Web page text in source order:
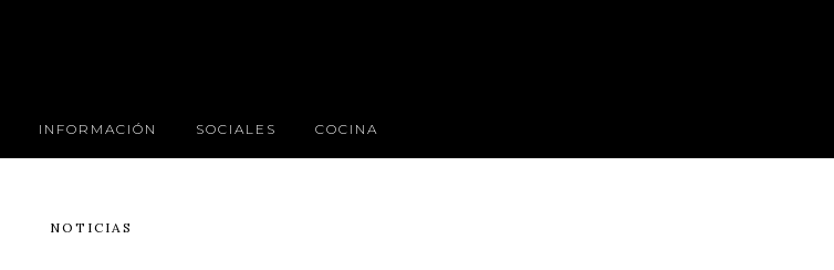
INFORMACIÓN SOCIALES COCINA
NOTICIAS